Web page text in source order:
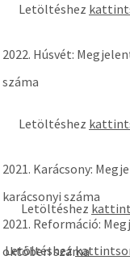
Letöltéshez
2022. Húsvét:
száma
Letöltéshez
2021. Karácsony:
karácsonyi száma
Letöltéshez
2021. Reformáció:
októberi száma
Letöltéshez